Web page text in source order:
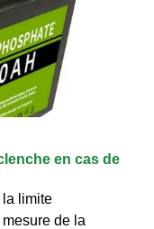
en cas de
la limite
de la